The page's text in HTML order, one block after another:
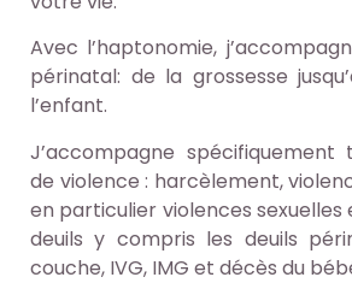
Avec l’haptonomie,
périnatal: de la grossesse
l’enfant.
J’accompagne spécifiquement
de violence : harcèlement,
en particulier violences sexuelles
deuils y compris les deuils
couche, IVG, IMG et décès du